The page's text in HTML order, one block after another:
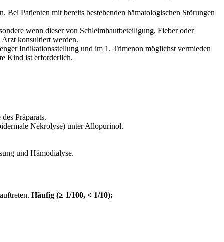
Patienten mit bereits bestehenden hämatologischen Störungen
wenn dieser von Schleimhautbeteiligung, Fieber oder
konsultiert werden.
Indikationsstellung und im 1. Trimenon möglichst vermieden
Kind ist erforderlich.
Präparats.
Nekrolyse) unter Allopurinol.
und Hämodialyse.
Häufig (≥ 1/100, < 1/10):